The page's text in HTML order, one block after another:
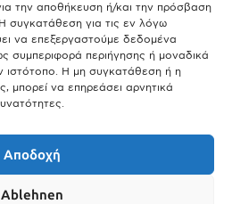
την αποθήκευση ή/και την πρόσβαση
συγκατάθεση για τις εν λόγω
να επεξεργαστούμε δεδομένα
συμπεριφορά περιήγησης ή μοναδικά
ιστότοπο. Η μη συγκατάθεση ή η
μπορεί να επηρεάσει αρνητικά
Αποδοχή
Ablehnen
από τους ισχυρούς ανέμους